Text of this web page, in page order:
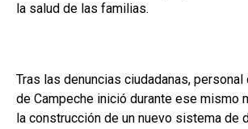
la salud de las familias.
Tras las denuncias ciudadanas,
de Campeche inició durante ese mismo
la construcción de un nuevo sistema de